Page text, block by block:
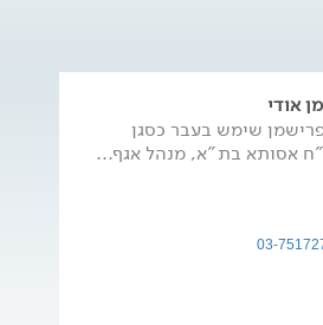
אודי
שימש בעבר כסגן
אסותא בת"א, מנהל אגף...
03-